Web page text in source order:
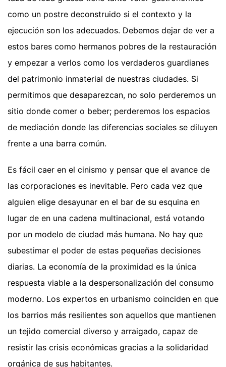
como un postre deconstruido si el contexto y la
ejecución son los adecuados. Debemos dejar de ver a
estos bares como hermanos pobres de la restauración
y empezar a verlos como los verdaderos guardianes
del patrimonio inmaterial de nuestras ciudades. Si
permitimos que desaparezcan, no solo perderemos un
sitio donde comer o beber; perderemos los espacios
de mediación donde las diferencias sociales se diluyen
frente a una barra común.
Es fácil caer en el cinismo y pensar que el avance de
las corporaciones es inevitable. Pero cada vez que
alguien elige desayunar en el bar de su esquina en
lugar de en una cadena multinacional, está votando
por un modelo de ciudad más humana. No hay que
subestimar el poder de estas pequeñas decisiones
diarias. La economía de la proximidad es la única
respuesta viable a la despersonalización del consumo
moderno. Los expertos en urbanismo coinciden en que
los barrios más resilientes son aquellos que mantienen
un tejido comercial diverso y arraigado, capaz de
resistir las crisis económicas gracias a la solidaridad
orgánica de sus habitantes.